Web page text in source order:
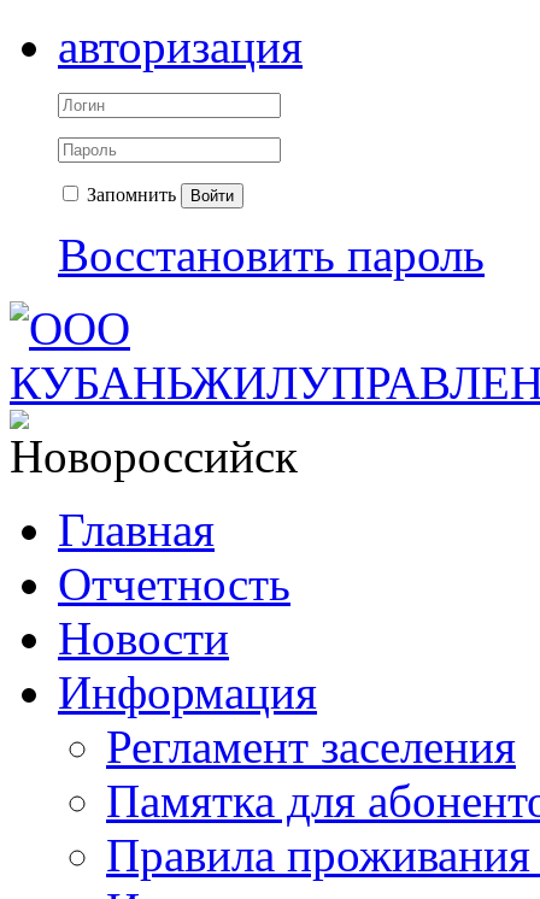
авторизация
Запомнить Войти
Восстановить пароль
Главная
Отчетность
Новости
Информация
Регламент заселения
Памятка для
Правила